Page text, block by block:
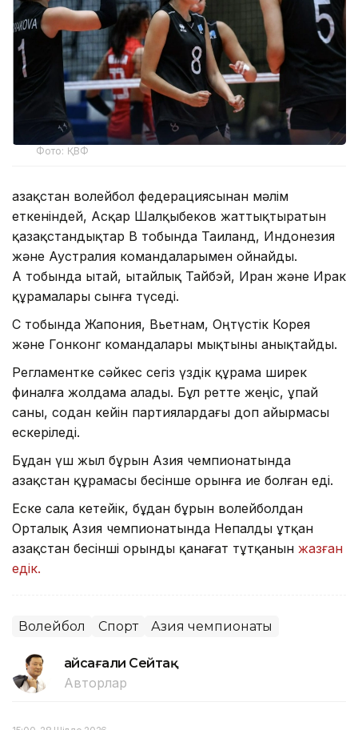
Фото: ҚВФ
Қазақстан волейбол федерациясынан мәлім
еткеніндей, Асқар Шалқыбеков жаттықтыратын
қазақстандықтар В тобында Таиланд, Индонезия
және Аустралия командаларымен ойнайды.
А тобында Қытай, Қытайлық Тайбэй, Иран және Ирак
құрамалары сынға түседі.
С тобында Жапония, Вьетнам, Оңтүстік Корея
және Гонконг командалары мықтыны анықтайды.
Регламентке сәйкес сегіз үздік құрама ширек
финалға жолдама алады. Бұл ретте жеңіс, ұпай
саны, содан кейін партиялардағы доп айырмасы
ескеріледі.
Бұдан үш жыл бұрын Азия чемпионатында
Қазақстан құрамасы бесінше орынға ие болған еді.
Еске сала кетейік, бұдан бұрын волейболдан
Орталық Азия чемпионатында Непалды ұтқан
Қазақстан бесінші орынды қанағат тұтқанын жазған
едік.
Волейбол Спорт Азия чемпионаты
Ғайсағали Сейтақ
Авторлар